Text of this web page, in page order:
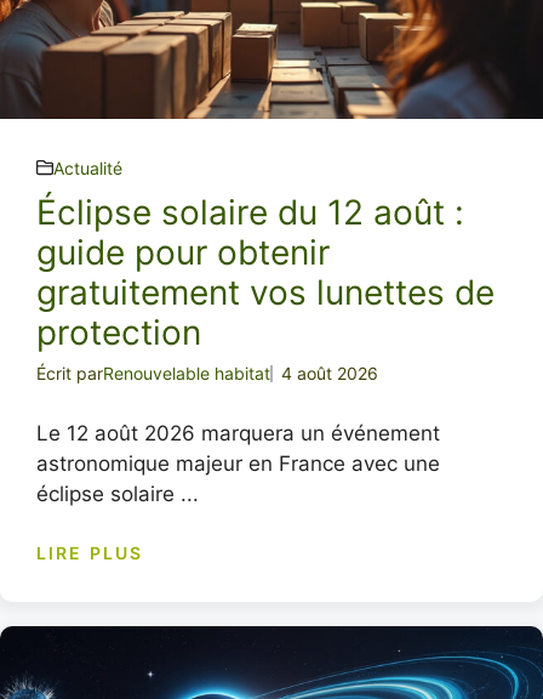
Actualité
Éclipse solaire du 12 août :
guide pour obtenir
gratuitement vos lunettes de
protection
Écrit parRenouvelable habitat 4 août 2026
Le 12 août 2026 marquera un événement
astronomique majeur en France avec une
éclipse solaire ...
LIRE PLUS